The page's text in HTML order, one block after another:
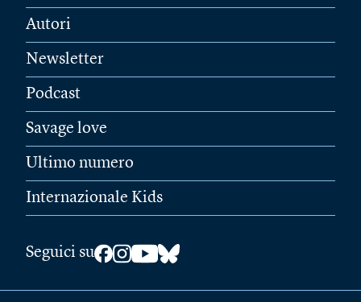
Autori
Newsletter
Podcast
Savage love
Ultimo numero
Internazionale Kids
Seguici su